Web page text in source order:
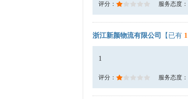
评分： 服务态度：
浙江新颜物流有限公司 【已有 1
1
评分： 服务态度：